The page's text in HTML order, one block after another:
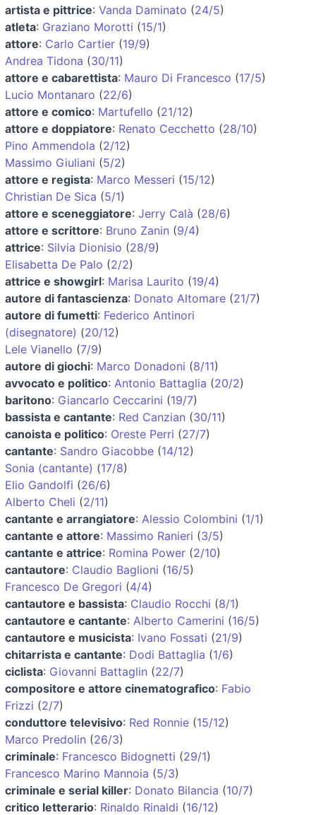
artista e pittrice: Vanda Daminato (24/5)
atleta: Graziano Morotti (15/1)
attore: Carlo Cartier (19/9)
Andrea Tidona (30/11)
attore e cabarettista: Mauro Di Francesco (17/5)
Lucio Montanaro (22/6)
attore e comico: Martufello (21/12)
attore e doppiatore: Renato Cecchetto (28/10)
Pino Ammendola (2/12)
Massimo Giuliani (5/2)
attore e regista: Marco Messeri (15/12)
Christian De Sica (5/1)
attore e sceneggiatore: Jerry Calà (28/6)
attore e scrittore: Bruno Zanin (9/4)
attrice: Silvia Dionisio (28/9)
Elisabetta De Palo (2/2)
attrice e showgirl: Marisa Laurito (19/4)
autore di fantascienza: Donato Altomare (21/7)
autore di fumetti: Federico Antinori
(disegnatore) (20/12)
Lele Vianello (7/9)
autore di giochi: Marco Donadoni (8/11)
avvocato e politico: Antonio Battaglia (20/2)
baritono: Giancarlo Ceccarini (19/7)
bassista e cantante: Red Canzian (30/11)
canoista e politico: Oreste Perri (27/7)
cantante: Sandro Giacobbe (14/12)
Sonia (cantante) (17/8)
Elio Gandolfi (26/6)
Alberto Cheli (2/11)
cantante e arrangiatore: Alessio Colombini (1/1)
cantante e attore: Massimo Ranieri (3/5)
cantante e attrice: Romina Power (2/10)
cantautore: Claudio Baglioni (16/5)
Francesco De Gregori (4/4)
cantautore e bassista: Claudio Rocchi (8/1)
cantautore e cantante: Alberto Camerini (16/5)
cantautore e musicista: Ivano Fossati (21/9)
chitarrista e cantante: Dodi Battaglia (1/6)
ciclista: Giovanni Battaglin (22/7)
compositore e attore cinematografico: Fabio
Frizzi (2/7)
conduttore televisivo: Red Ronnie (15/12)
Marco Predolin (26/3)
criminale: Francesco Bidognetti (29/1)
Francesco Marino Mannoia (5/3)
criminale e serial killer: Donato Bilancia (10/7)
critico letterario: Rinaldo Rinaldi (16/12)